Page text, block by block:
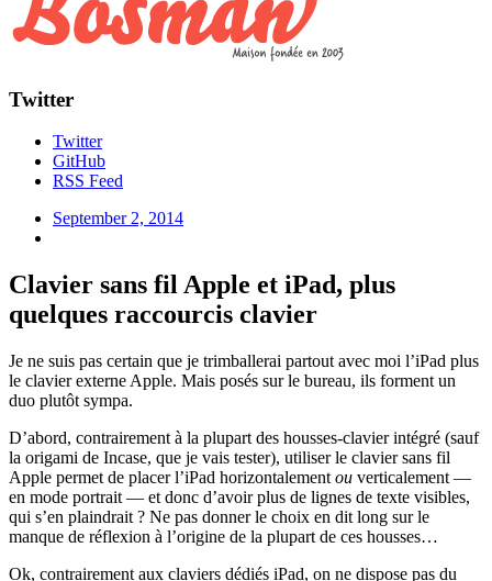
Twitter
Twitter
GitHub
RSS Feed
September 2, 2014
Clavier sans fil Apple et iPad, plus
quelques raccourcis clavier
Je ne suis pas certain que je trimballerai partout avec moi l’iPad plus
le clavier externe Apple. Mais posés sur le bureau, ils forment un
duo plutôt sympa.
D’abord, contrairement à la plupart des housses-clavier intégré (sauf
la origami de Incase, que je vais tester), utiliser le clavier sans fil
Apple permet de placer l’iPad horizontalement ou verticalement —
en mode portrait — et donc d’avoir plus de lignes de texte visibles,
qui s’en plaindrait ? Ne pas donner le choix en dit long sur le
manque de réflexion à l’origine de la plupart de ces housses…
Ok, contrairement aux claviers dédiés iPad, on ne dispose pas du